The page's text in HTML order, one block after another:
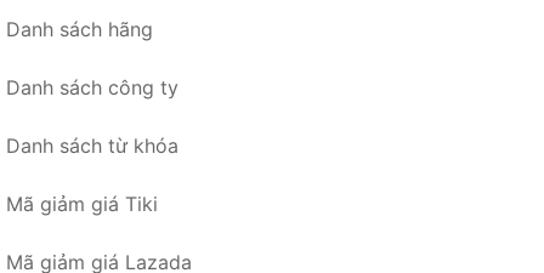
Danh sách hãng
Danh sách công ty
Danh sách từ khóa
Mã giảm giá Tiki
Mã giảm giá Lazada